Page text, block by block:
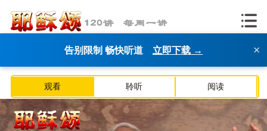
告别限制 畅快听道 立即下载 → ×
观看 聆听 阅读